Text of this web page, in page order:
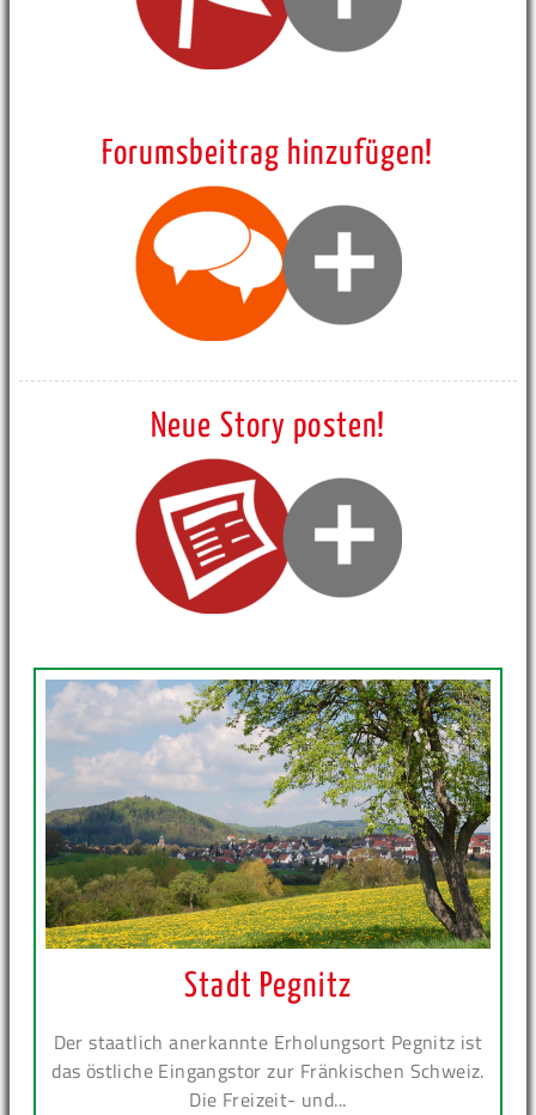
Forumsbeitrag hinzufügen!
Neue Story posten!
Stadt Pegnitz
Der staatlich anerkannte Erholungsort Pegnitz ist
das östliche Eingangstor zur Fränkischen Schweiz.
Die Freizeit- und...